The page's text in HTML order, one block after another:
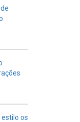
os